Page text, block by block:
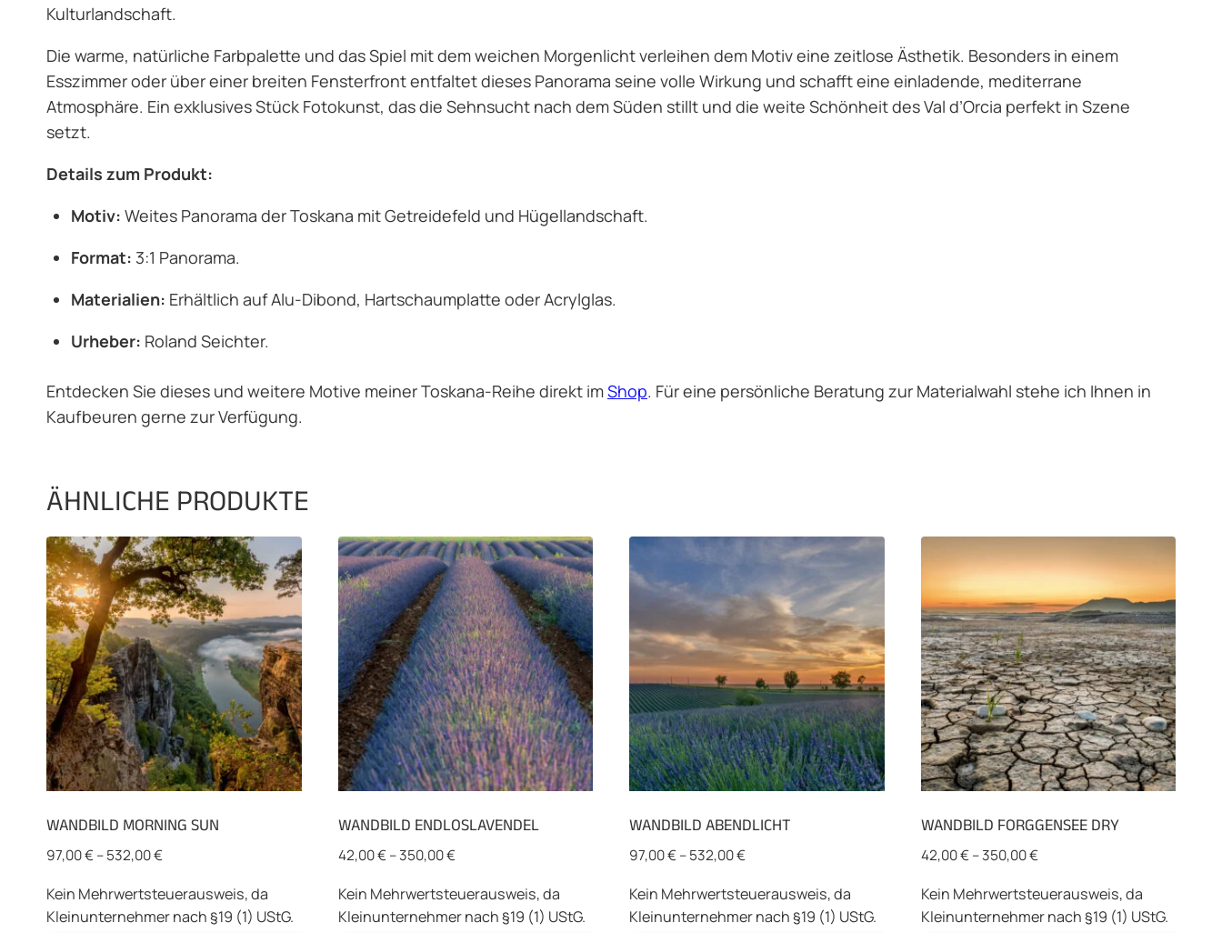
Kulturlandschaft.
Die warme, natürliche Farbpalette und das Spiel mit dem weichen Morgenlicht verleihen dem Motiv eine zeitlose Ästhetik. Besonders in einem
Esszimmer oder über einer breiten Fensterfront entfaltet dieses Panorama seine volle Wirkung und schafft eine einladende, mediterrane
Atmosphäre. Ein exklusives Stück Fotokunst, das die Sehnsucht nach dem Süden stillt und die weite Schönheit des Val d’Orcia perfekt in Szene
setzt.
Details zum Produkt:
Motiv: Weites Panorama der Toskana mit Getreidefeld und Hügellandschaft.
Format: 3:1 Panorama.
Materialien: Erhältlich auf Alu-Dibond, Hartschaumplatte oder Acrylglas.
Urheber: Roland Seichter.
Entdecken Sie dieses und weitere Motive meiner Toskana-Reihe direkt imShop. Für eine persönliche Beratung zur Materialwahl stehe ich Ihnen in
Kaufbeuren gerne zur Verfügung.
ÄHNLICHE PRODUKTE
WANDBILD MORNING SUN
97,00€–532,00€
Kein Mehrwertsteuerausweis, da
Kleinunternehmer nach §19 (1) UStG.
WANDBILD ENDLOSLAVENDEL
42,00€–350,00€
Kein Mehrwertsteuerausweis, da
Kleinunternehmer nach §19 (1) UStG.
WANDBILD ABENDLICHT
97,00€–532,00€
Kein Mehrwertsteuerausweis, da
Kleinunternehmer nach §19 (1) UStG.
WANDBILD FORGGENSEE DRY
42,00€–350,00€
Kein Mehrwertsteuerausweis, da
Kleinunternehmer nach §19 (1) UStG.